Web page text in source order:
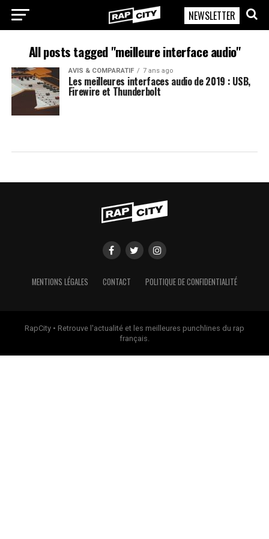
RapCity
NEWSLETTER
All posts tagged "meilleure interface audio"
AVIS & COMPARATIF 7 ans ago
Les meilleures interfaces audio de 2019 : USB,
Firewire et Thunderbolt
MENTIONS LÉGALES CONTACT POLITIQUE DE CONFIDENTIALITÉ
RapCity • Retrouve l'actualité et les meilleures punchlines du rap
français.